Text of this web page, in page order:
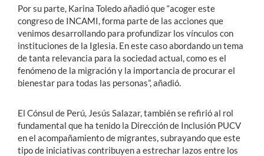
Por su parte, Karina Toledo añadió que “acoger este
congreso de INCAMI, forma parte de las acciones que
venimos desarrollando para profundizar los vínculos con
instituciones de la Iglesia. En este caso abordando un tema
de tanta relevancia para la sociedad actual, como es el
fenómeno de la migración y la importancia de procurar el
bienestar para todas las personas”, añadió.
El Cónsul de Perú, Jesús Salazar, también se refirió al rol
fundamental que ha tenido la Dirección de Inclusión PUCV
en el acompañamiento de migrantes, subrayando que este
tipo de iniciativas contribuyen a estrechar lazos entre los